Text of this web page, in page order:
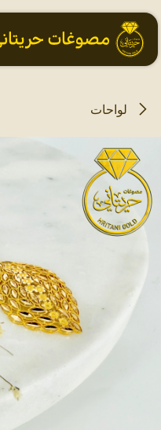
تخطي للذهاب إلى المحتوى
لواحات